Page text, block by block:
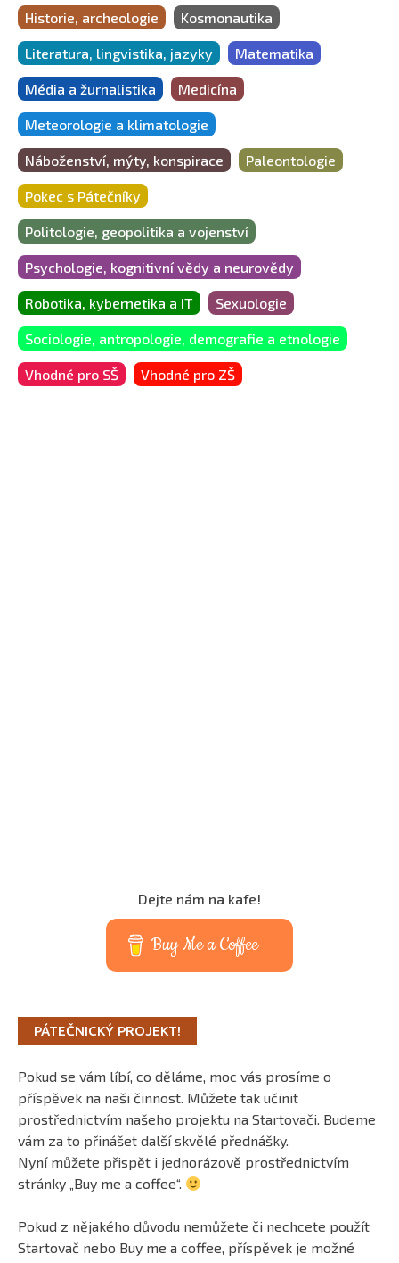
Historie, archeologie Kosmonautika
Literatura, lingvistika, jazyky Matematika
Média a žurnalistika Medicína
Meteorologie a klimatologie
Náboženství, mýty, konspirace Paleontologie
Pokec s Pátečníky
Politologie, geopolitika a vojenství
Psychologie, kognitivní vědy a neurovědy
Robotika, kybernetika a IT Sexuologie
Sociologie, antropologie, demografie a etnologie
Vhodné pro SŠ Vhodné pro ZŠ
Dejte nám na kafe!
Buy Me a Coffee
PÁTEČNICKÝ PROJEKT!
Pokud se vám líbí, co děláme, moc vás prosíme o
příspěvek na naši činnost. Můžete tak učinit
prostřednictvím našeho projektu na Startovači. Budeme
vám za to přinášet další skvělé přednášky.
Nyní můžete přispět i jednorázově prostřednictvím
stránky „Buy me a coffee“.
Pokud z nějakého důvodu nemůžete či nechcete použít
Startovač nebo Buy me a coffee, příspěvek je možné